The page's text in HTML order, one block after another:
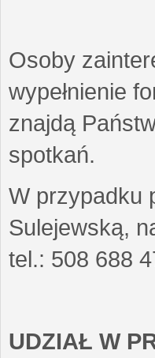
Osoby
wypełnienie
znajdą
spotkań.
W przypadku
Sulejewską,
tel.: 508 688
UDZIAŁ W